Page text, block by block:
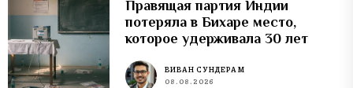
Правящая партия Индии
потеряла в Бихаре место,
которое удерживала 30 лет
ВИВАН СУНДЕРАМ
08.08.2026